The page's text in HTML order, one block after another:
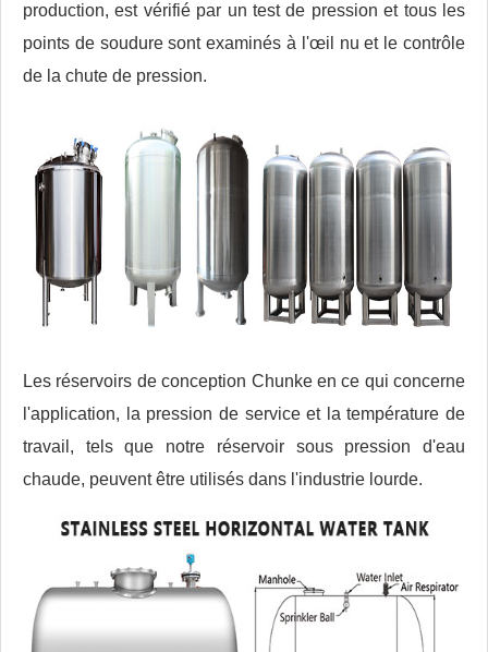
production, est vérifié par un test de pression et tous les
points de soudure sont examinés à l'œil nu et le contrôle
de la chute de pression.
Les réservoirs de conception Chunke en ce qui concerne
l'application, la pression de service et la température de
travail, tels que notre réservoir sous pression d'eau
chaude, peuvent être utilisés dans l'industrie lourde.